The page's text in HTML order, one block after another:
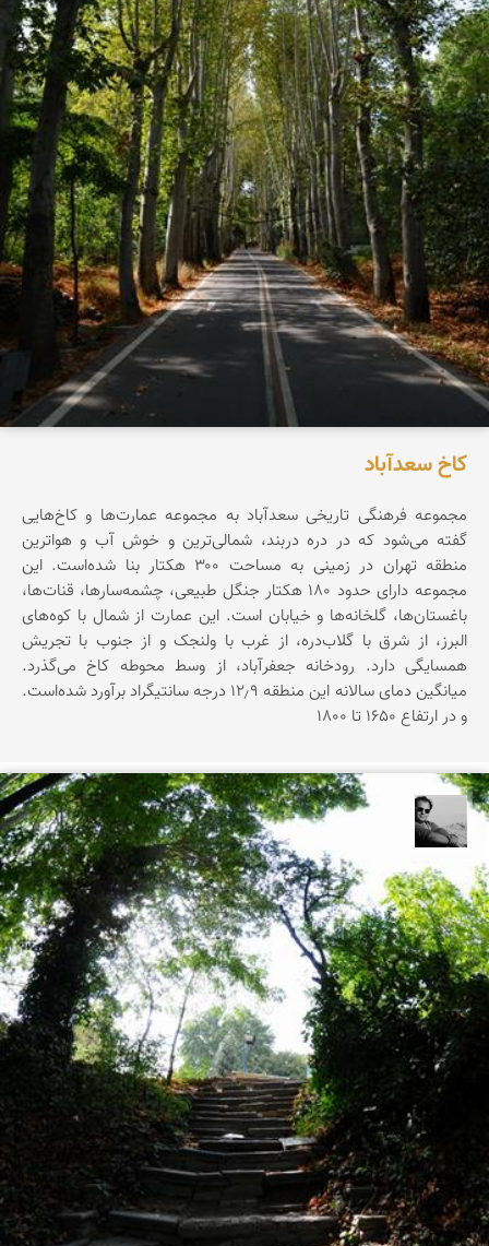
کاخ سعدآباد
مجموعه فرهنگی تاریخی سعدآباد به مجموعه عمارت‌ها و کاخ‌هایی
گفته می‌شود که در دره دربند، شمالی‌ترین و خوش آب و هواترین
منطقه تهران در زمینی به مساحت ۳۰۰ هکتار بنا شده‌است. این
مجموعه دارای حدود ۱۸۰ هکتار جنگل طبیعی، چشمه‌سارها، قنات‌ها،
باغستان‌ها، گلخانه‌ها و خیابان است. این عمارت از شمال با کوه‌های
البرز، از شرق با گلاب‌دره، از غرب با ولنجک و از جنوب با تجریش
همسایگی دارد. رودخانه جعفرآباد، از وسط محوطه کاخ می‌گذرد.
میانگین دمای سالانه این منطقه ۱۲٫۹ درجه سانتیگراد برآورد شده‌است.
و در ارتفاع ۱۶۵۰ تا ۱۸۰۰